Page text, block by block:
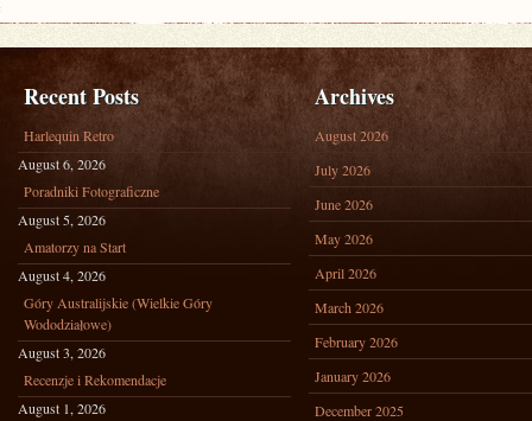
Recent Posts
Harlequin Retro
August 6, 2026
Poradniki Fotograficzne
August 5, 2026
Amatorzy na Start
August 4, 2026
Góry Australijskie (Wielkie Góry
Wododziałowe)
August 3, 2026
Recenzje i Rekomendacje
August 1, 2026
Archives
August 2026
July 2026
June 2026
May 2026
April 2026
March 2026
February 2026
January 2026
December 2025